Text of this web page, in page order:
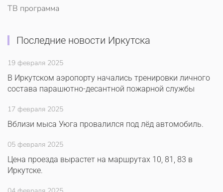
ТВ программа
Последние новости Иркутска
19 февраля 2025
В Иркутском аэропорту начались тренировки личного
состава парашютно-десантной пожарной службы
17 февраля 2025
Вблизи мыса Уюга провалился под лёд автомобиль.
05 февраля 2025
Цена проезда вырастет на маршрутах 10, 81, 83 в
Иркутске.